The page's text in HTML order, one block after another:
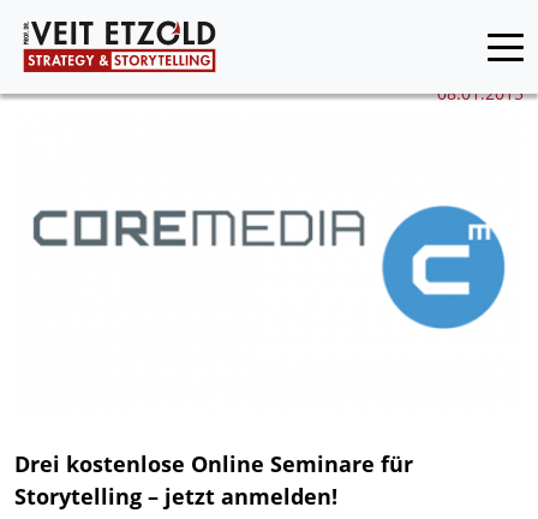
08.01.2015
Drei kostenlose Online Seminare für
Storytelling – jetzt anmelden!